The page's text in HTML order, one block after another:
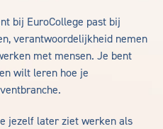
bij EuroCollege past bij
verantwoordelijkheid nemen
met mensen. Je bent
wilt leren hoe je
jezelf later ziet werken als